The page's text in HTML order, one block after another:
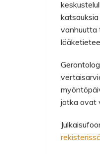
vanhuutta
jotka ovat
rekisterissä